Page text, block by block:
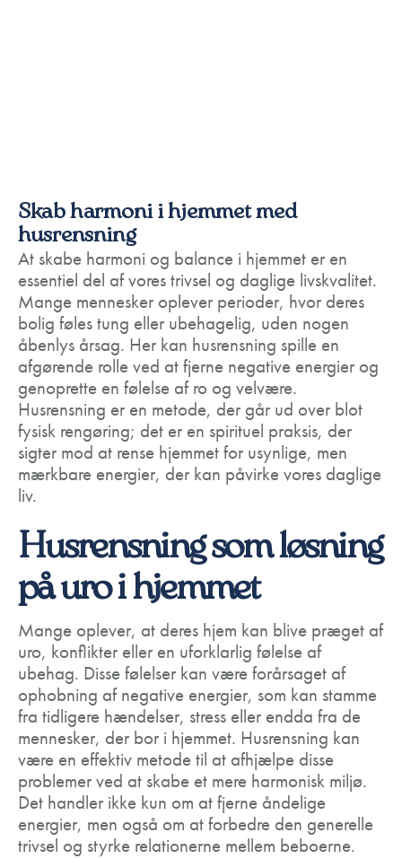
Skab harmoni i hjemmet med
husrensning
At skabe harmoni og balance i hjemmet er en
essentiel del af vores trivsel og daglige livskvalitet.
Mange mennesker oplever perioder, hvor deres
bolig føles tung eller ubehagelig, uden nogen
åbenlys årsag. Her kan husrensning spille en
afgørende rolle ved at fjerne negative energier og
genoprette en følelse af ro og velvære.
Husrensning er en metode, der går ud over blot
fysisk rengøring; det er en spirituel praksis, der
sigter mod at rense hjemmet for usynlige, men
mærkbare energier, der kan påvirke vores daglige
liv.
Husrensning som løsning
på uro i hjemmet
Mange oplever, at deres hjem kan blive præget af
uro, konflikter eller en uforklarlig følelse af
ubehag. Disse følelser kan være forårsaget af
ophobning af negative energier, som kan stamme
fra tidligere hændelser, stress eller endda fra de
mennesker, der bor i hjemmet. Husrensning kan
være en effektiv metode til at afhjælpe disse
problemer ved at skabe et mere harmonisk miljø.
Det handler ikke kun om at fjerne åndelige
energier, men også om at forbedre den generelle
trivsel og styrke relationerne mellem beboerne.